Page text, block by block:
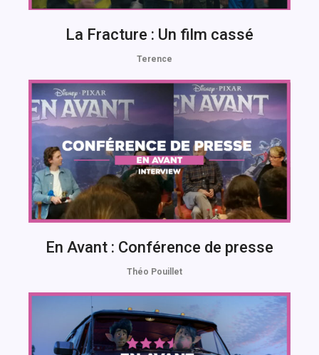
La Fracture : Un film cassé
Terence
En Avant : Conférence de presse
Théo Pouillet